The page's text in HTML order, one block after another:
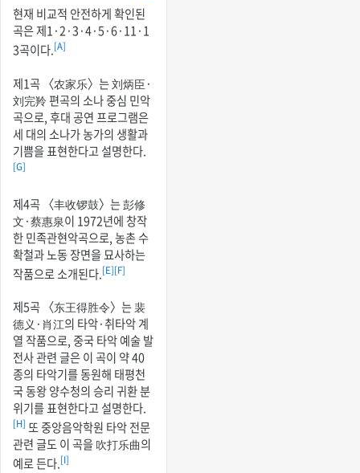
현재 비교적 안전하게 확인된
곡은 제1·2·3·4·5·6·11·1
3곡이다.[A]
제1곡 〈农家乐〉는 刘炳臣·
刘完羚 편곡의 소나 중심 민악
곡으로, 후대 공연 프로그램은
세 대의 소나가 농가의 생활과
기쁨을 표현한다고 설명한다.
[G]
제4곡 〈丰收锣鼓〉는 彭修
文·蔡惠泉이 1972년에 창작
한 민족관현악곡으로, 농촌 수
확철과 노동 장면을 묘사하는
작품으로 소개된다.[E][F]
제5곡 〈东王得胜令〉는 裴
德义·肖江의 타악·취타악 계
열 작품으로, 중국 타악 예술 발
전사 관련 글은 이 곡이 약 40
종의 타악기를 동원해 태평천
국 동왕 양수청의 승리 귀환 분
위기를 표현한다고 설명한다.
[H] 또 중앙음악학원 타악 전문
관련 글도 이 곡을 吹打乐曲의
예로 든다.[I]